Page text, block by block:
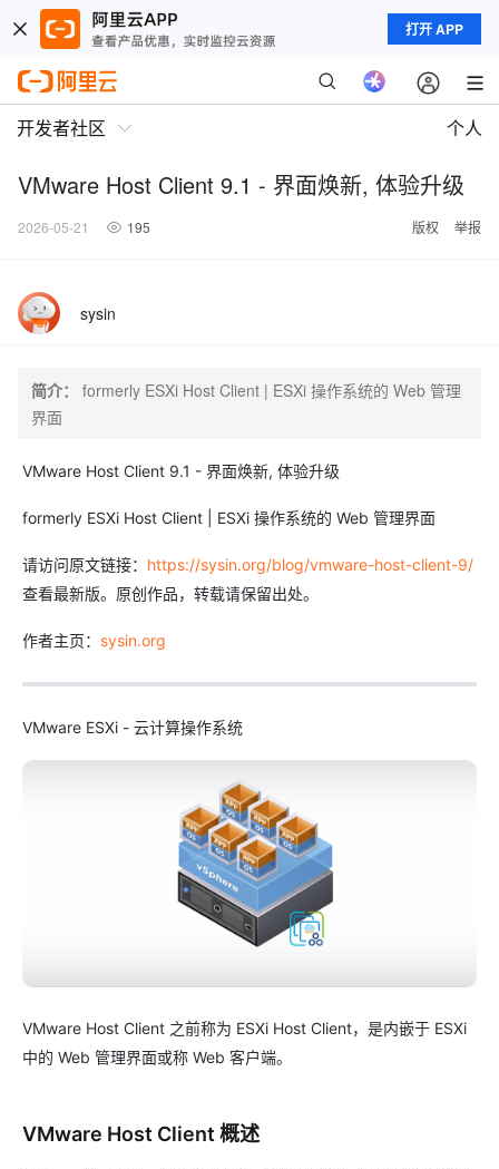
打开 APP
开发者社区 个人
VMware Host Client 9.1 - 界面焕新, 体验升级
2026-05-21 195 版权 举报
sysin
简介：
formerly ESXi Host Client | ESXi 操作系统的 Web 管理
界面
VMware Host Client 9.1 - 界面焕新, 体验升级
formerly ESXi Host Client | ESXi 操作系统的 Web 管理界面
请访问原文链接： https://sysin.org/blog/vmware-host-client-9/
查看最新版。原创作品，转载请保留出处。
作者主页： sysin.org
VMware ESXi - 云计算操作系统
VMware Host Client 之前称为 ESXi Host Client，是内嵌于 ESXi
中的 Web 管理界面或称 Web 客户端。
VMware Host Client 概述